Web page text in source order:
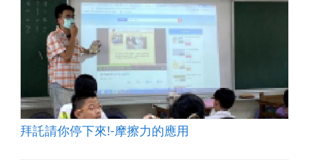
拜託請你停下來!-摩擦力的應用